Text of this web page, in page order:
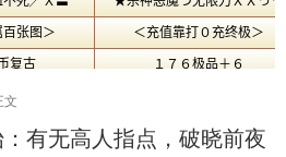
文
有无高人指点，破晓前夜